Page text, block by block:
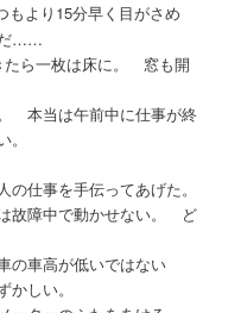
より15分早く目がさめ
だ……
たら一枚は床に。 窓も開
本当は午前中に仕事が終
仕事を手伝ってあげた。
故障中で動かせない。 ど
の車高が低いではない
しい。